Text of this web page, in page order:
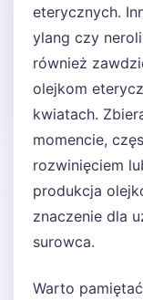
eterycznych.
ylang czy
również
olejkom
kwiatach.
momencie,
rozwinięciem
produkcja
znaczenie dla
surowca.
Warto